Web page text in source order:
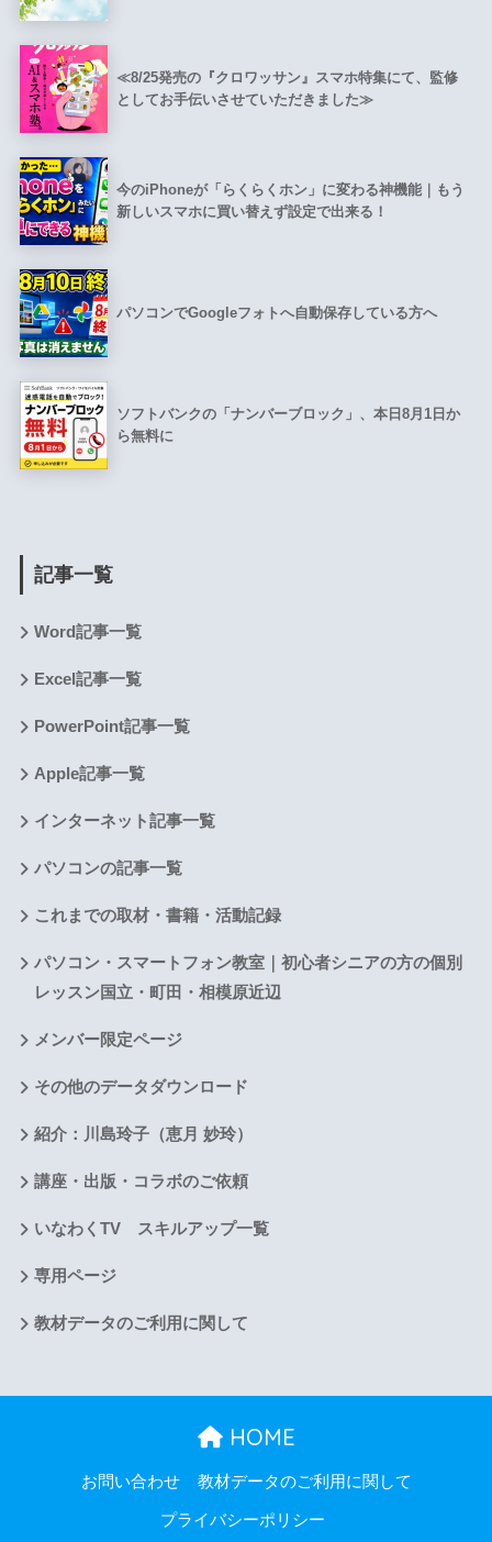
≪8/25発売の『クロワッサン』スマホ特集にて、監修
としてお手伝いさせていただきました≫
今のiPhoneが「らくらくホン」に変わる神機能｜もう
新しいスマホに買い替えず設定で出来る！
パソコンでGoogleフォトへ自動保存している方へ
ソフトバンクの「ナンバーブロック」、本日8月1日か
ら無料に
記事一覧
Word記事一覧
Excel記事一覧
PowerPoint記事一覧
Apple記事一覧
インターネット記事一覧
パソコンの記事一覧
これまでの取材・書籍・活動記録
パソコン・スマートフォン教室｜初心者シニアの方の個別
レッスン国立・町田・相模原近辺
メンバー限定ページ
その他のデータダウンロード
紹介：川島玲子（恵月 妙玲）
講座・出版・コラボのご依頼
いなわくTV スキルアップ一覧
専用ページ
教材データのご利用に関して
HOME
お問い合わせ 教材データのご利用に関して
プライバシーポリシー